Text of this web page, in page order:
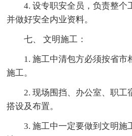
4. 设专职安全员，负责整个
并做好安全内业资料。
七、 文明施工：
1. 施工中清包方必须按省市
施工。
2. 现场围挡、办公室、职工
搭设及布置。
3. 施工中一定要做到文明施